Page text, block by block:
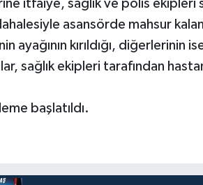
itfaiye, sağlık ve polis
asansörde mahsur
ayağının kırıldığı, diğerlerinin
sağlık ekipleri tarafından
başlatıldı.